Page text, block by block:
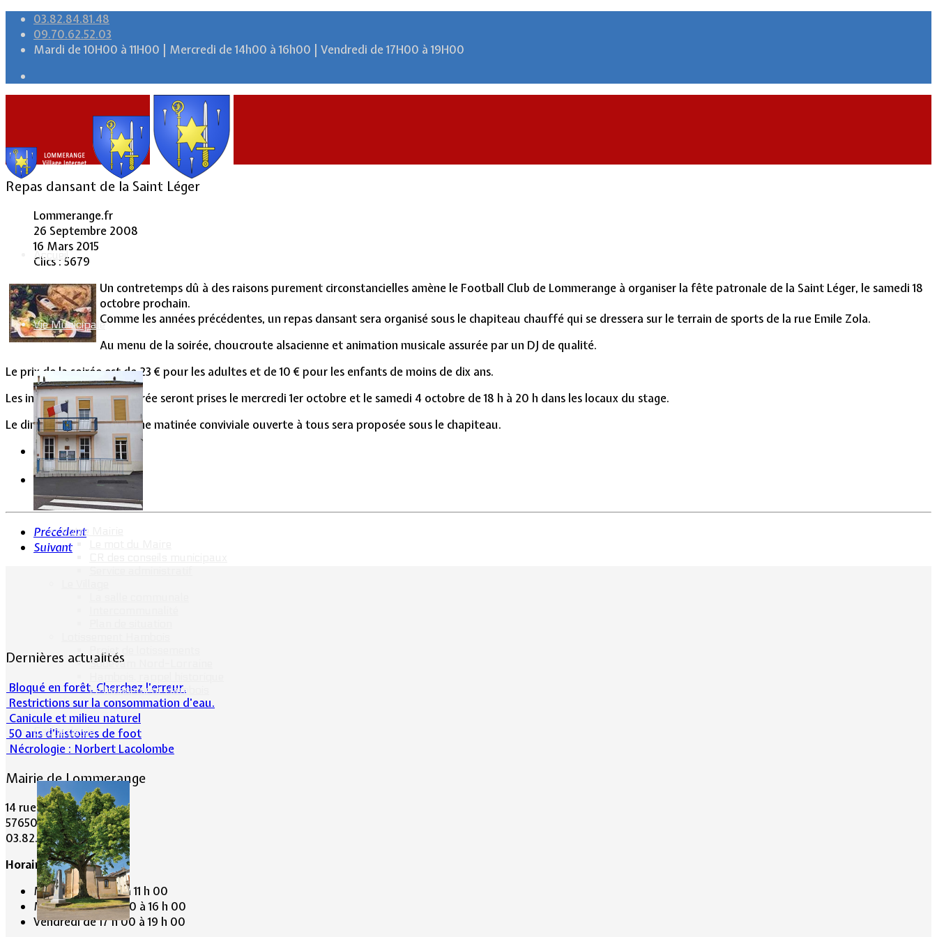
03.82.84.81.48
09.70.62.52.03
Mardi de 10H00 à 11H00 | Mercredi de 14h00 à 16h00 | Vendredi de 17H00 à 19H00
Accueil
Vie Municipale
Votre Mairie
Projet de lotissements
Sodevam Nord-Lorraine
Le lotissement Hambois
Cadre de vie
Repas dansant de la Saint Léger
Lommerange.fr
26 Septembre 2008
16 Mars 2015
Clics : 5679
Un contretemps dû à des raisons purement circonstancielles amène le Football Club de Lommerange à organiser la fête patronale de la Saint Léger, le samedi 18
octobre prochain.
Comme les années précédentes, un repas dansant sera organisé sous le chapiteau chauffé qui se dressera sur le terrain de sports de la rue Emile Zola.
Au menu de la soirée, choucroute alsacienne et animation musicale assurée par un DJ de qualité.
Le prix de la soirée est de 23 € pour les adultes et de 10 € pour les enfants de moins de dix ans.
Les inscriptions pour la soirée seront prises le mercredi 1er octobre et le samedi 4 octobre de 18 h à 20 h dans les locaux du stage.
Le dimanche 19 octobre, une matinée conviviale ouverte à tous sera proposée sous le chapiteau.
Précédent
Suivant
Dernières actualités
Bloqué en forêt. Cherchez l’erreur.
Restrictions sur la consommation d'eau.
Canicule et milieu naturel
50 ans d’histoires de foot
Nécrologie : Norbert Lacolombe
Mairie de Lommerange
14 rue Maréchal Joffre
57650 LOMMERANGE
03.82.84.81.48
Horaire de la Mairie:
Mardi de 10 h 00 à 11 h 00
Mercredi de 14 h 00 à 16 h 00
Vendredi de 17 h 00 à 19 h 00